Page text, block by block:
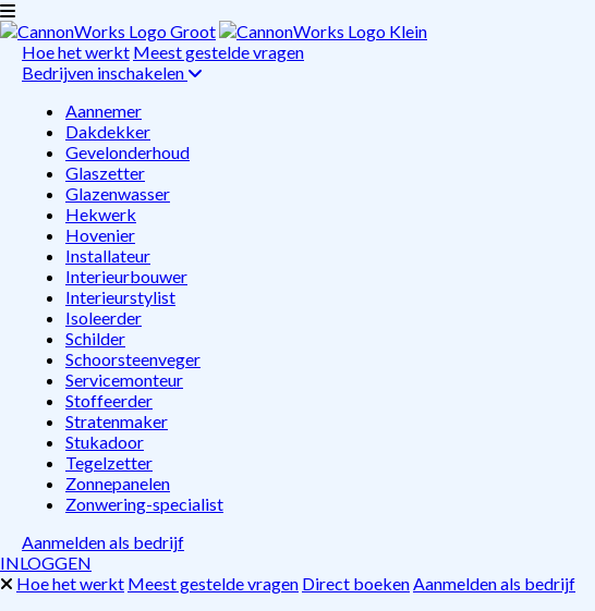
Hoe het werkt Meest gestelde vragen
Bedrijven inschakelen
Aannemer
Dakdekker
Gevelonderhoud
Glaszetter
Glazenwasser
Hekwerk
Hovenier
Installateur
Interieurbouwer
Interieurstylist
Isoleerder
Schilder
Schoorsteenveger
Servicemonteur
Stoffeerder
Stratenmaker
Stukadoor
Tegelzetter
Zonnepanelen
Zonwering-specialist
Aanmelden als bedrijf
INLOGGEN
Hoe het werkt Meest gestelde vragen Direct boekenAanmelden als bedrijf